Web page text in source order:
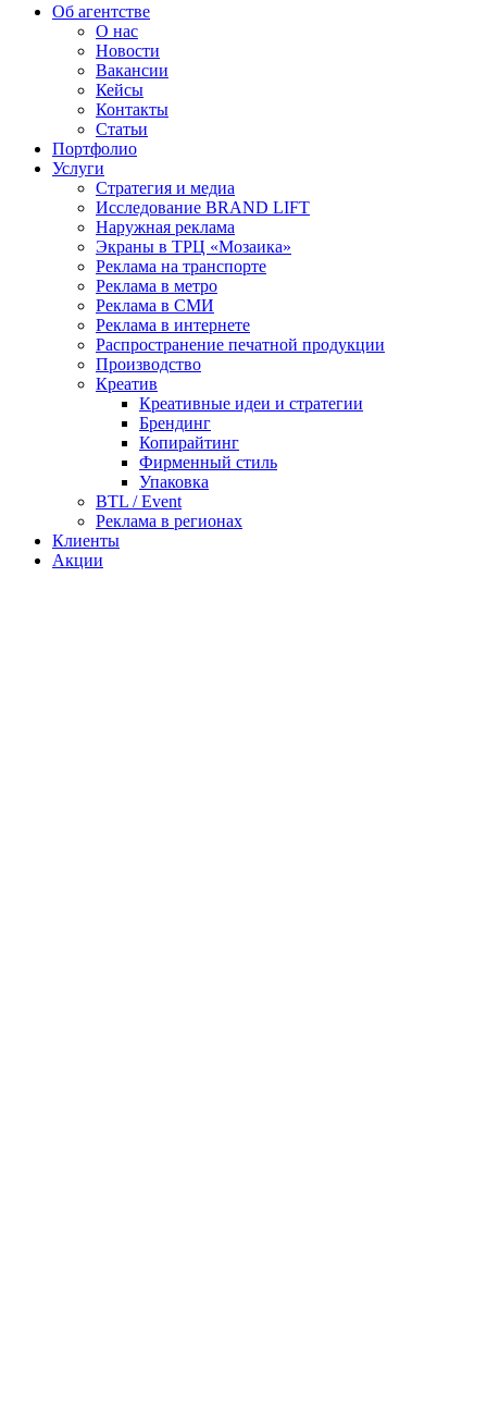
Об агентстве
О нас
Новости
Вакансии
Кейсы
Контакты
Статьи
Портфолио
Услуги
Стратегия и медиа
Исследование BRAND LIFT
Наружная реклама
Экраны в ТРЦ «Мозаика»
Реклама на транспорте
Реклама в метро
Реклама в СМИ
Реклама в интернете
Распространение печатной продукции
Производство
Креатив
Креативные идеи и стратегии
Брендинг
Копирайтинг
Фирменный стиль
Упаковка
BTL / Event
Реклама в регионах
Клиенты
Акции